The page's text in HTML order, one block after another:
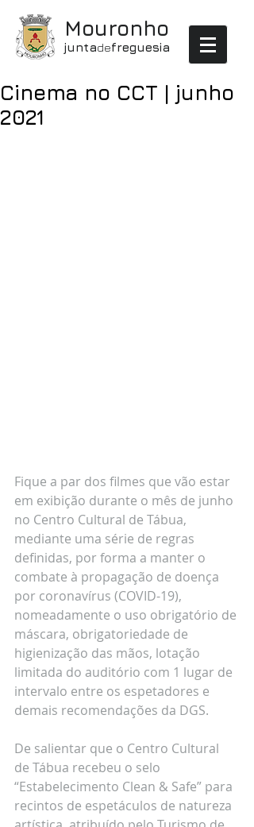
Mouronho
juntadefreguesia
Cinema no CCT | junho
2021
Fique a par dos filmes que vão estar
em exibição durante o mês de junho
no Centro Cultural de Tábua,
mediante uma série de regras
definidas, por forma a manter o
combate à propagação de doença
por coronavírus (COVID-19),
nomeadamente o uso obrigatório de
máscara, obrigatoriedade de
higienização das mãos, lotação
limitada do auditório com 1 lugar de
intervalo entre os espetadores e
demais recomendações da DGS.
De salientar que o Centro Cultural
de Tábua recebeu o selo
“Estabelecimento Clean & Safe” para
recintos de espetáculos de natureza